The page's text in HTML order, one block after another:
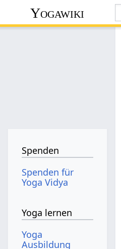
Yogawiki
Spenden
Spenden für
Yoga Vidya
Yoga lernen
Yoga
Ausbildung